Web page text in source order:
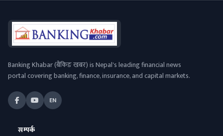
Banking Khabar (बैंकिङ खबर) is Nepal's leading financial news
portal covering banking, finance, insurance, and capital markets.
EN
सम्पर्क